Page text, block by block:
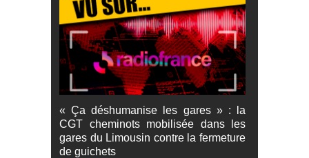
« Ça déshumanise les gares » : la
CGT cheminots mobilisée dans les
gares du Limousin contre la fermeture
de guichets